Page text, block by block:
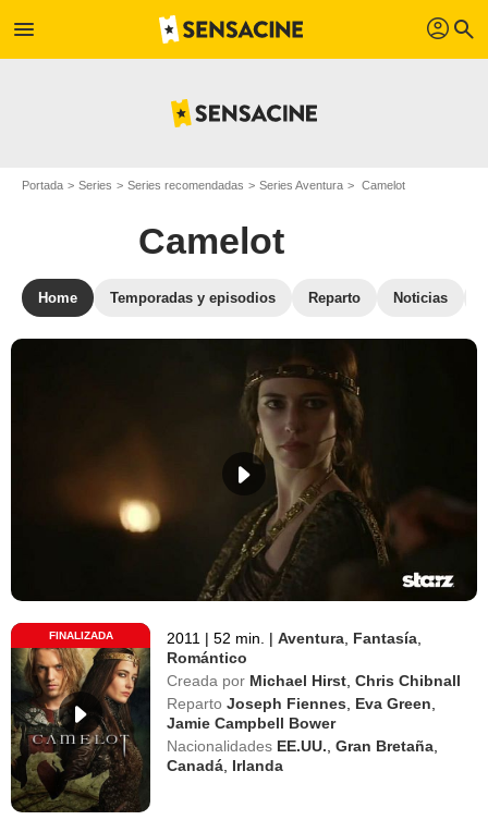
menu profil search
Portada Series Series recomendadas Series Aventura Camelot
Camelot
Home Temporadas y episodios Reparto Noticias
FINALIZADA 2011 | 52 min. | Aventura Fantasía
Romántico
Creada por Michael Hirst ,Chris Chibnall
Reparto Joseph Fiennes Eva Green
Jamie Campbell Bower
Nacionalidades EE.UU. ,Gran Bretaña
Canadá Irlanda